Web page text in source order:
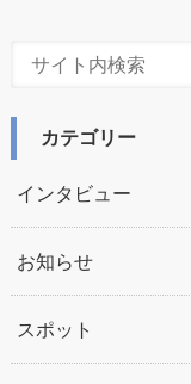
カテゴリー
インタビュー
お知らせ
スポット